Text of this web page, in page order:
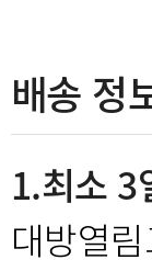
배송 정
1.최소 3
대방열